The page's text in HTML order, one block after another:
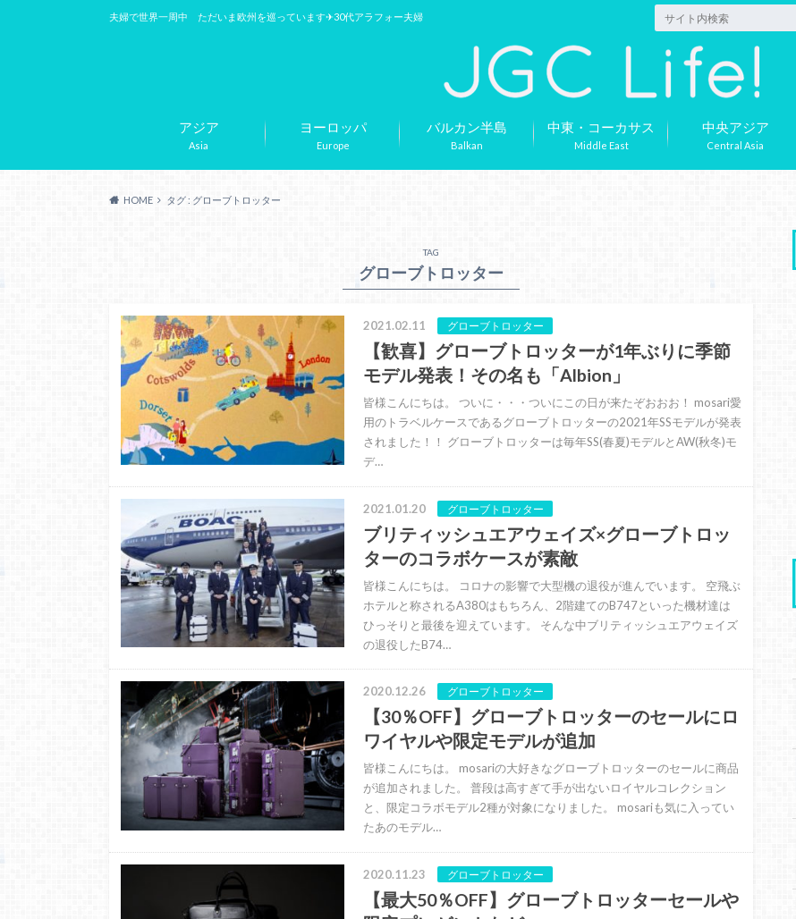
夫婦で世界一周中 ただいま欧州を巡っています✈︎30代アラフォー夫婦
Asia
アジア
Europe
ヨーロッパ
Balkan
バルカン半島
Middle East
中東・コーカサス
Central Asia
中央アジア
HOME タグ : グローブトロッター
TAG
グローブトロッター
2021.02.11 グローブトロッター
【歓喜】グローブトロッターが1年ぶりに季節
モデル発表！その名も「Albion」
皆様こんにちは。 ついに・・・ついにこの日が来たぞおおお！ mosari愛
用のトラベルケースであるグローブトロッターの2021年SSモデルが発表
されました！！ グローブトロッターは毎年SS(春夏)モデルとAW(秋冬)モ
デ…
2021.01.20 グローブトロッター
ブリティッシュエアウェイズ×グローブトロッ
ターのコラボケースが素敵
皆様こんにちは。 コロナの影響で大型機の退役が進んでいます。 空飛ぶ
ホテルと称されるA380はもちろん、2階建てのB747といった機材達は
ひっそりと最後を迎えています。 そんな中ブリティッシュエアウェイズ
の退役したB74…
2020.12.26 グローブトロッター
【30％OFF】グローブトロッターのセールにロ
ワイヤルや限定モデルが追加
皆様こんにちは。 mosariの大好きなグローブトロッターのセールに商品
が追加されました。 普段は高すぎて手が出ないロイヤルコレクション
と、限定コラボモデル2種が対象になりました。 mosariも気に入ってい
たあのモデル…
2020.11.23 グローブトロッター
【最大50％OFF】グローブトロッターセールや